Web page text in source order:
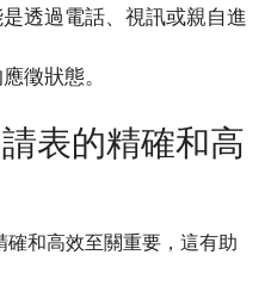
是透過電話、視訊或親自進
徵狀態。
表的精確和高
和高效至關重要，這有助